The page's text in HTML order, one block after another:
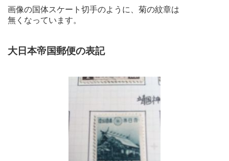
画像の国体スケート切手のように、菊の紋章は
無くなっています。
大日本帝国郵便の表記